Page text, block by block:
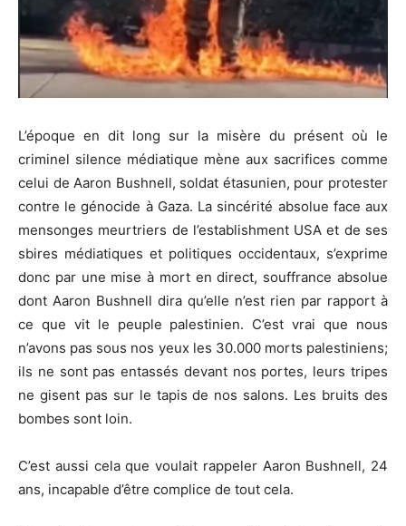
L’époque en dit long sur la misère du présent où le
criminel silence médiatique mène aux sacrifices comme
celui de Aaron Bushnell, soldat étasunien, pour protester
contre le génocide à Gaza. La sincérité absolue face aux
mensonges meurtriers de l’establishment USA et de ses
sbires médiatiques et politiques occidentaux, s’exprime
donc par une mise à mort en direct, souffrance absolue
dont Aaron Bushnell dira qu’elle n’est rien par rapport à
ce que vit le peuple palestinien. C’est vrai que nous
n’avons pas sous nos yeux les 30.000 morts palestiniens;
ils ne sont pas entassés devant nos portes, leurs tripes
ne gisent pas sur le tapis de nos salons. Les bruits des
bombes sont loin.
C’est aussi cela que voulait rappeler Aaron Bushnell, 24
ans, incapable d’être complice de tout cela.